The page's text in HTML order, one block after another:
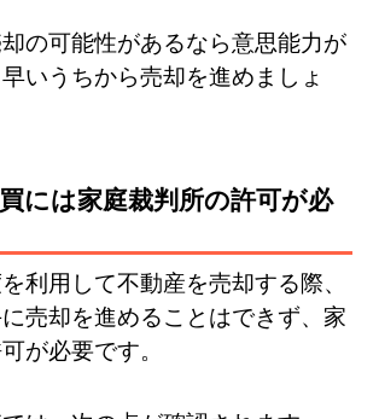
の可能性があるなら意思能力が
いうちから売却を進めましょ
には家庭裁判所の許可が必
利用して不動産を売却する際、
売却を進めることはできず、家
が必要です。